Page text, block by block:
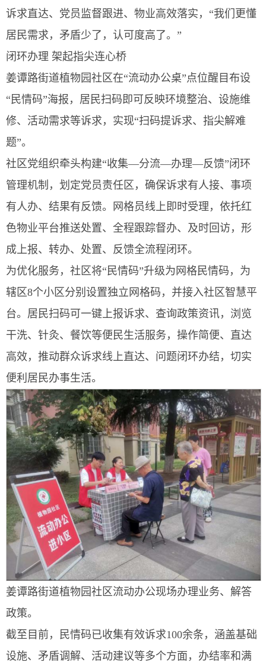
诉求直达、党员监督跟进、物业高效落实，“我们更懂
居民需求，矛盾少了，认可度高了。”
闭环办理 架起指尖连心桥
姜谭路街道植物园社区在“流动办公桌”点位醒目布设
“民情码”海报，居民扫码即可反映环境整治、设施维
修、活动需求等诉求，实现“扫码提诉求、指尖解难
题”。
社区党组织牵头构建“收集—分流—办理—反馈”闭环
管理机制，划定党员责任区，确保诉求有人接、事项
有人办、结果有反馈。网格员线上即时受理，依托红
色物业平台推送处置、全程跟踪督办、及时回访，形
成上报、转办、处置、反馈全流程闭环。
为优化服务，社区将“民情码”升级为网格民情码，为
辖区8个小区分别设置独立网格码，并接入社区智慧平
台。居民扫码可一键上报诉求、查询政策资讯，浏览
干洗、针灸、餐饮等便民生活服务，操作简便、直达
高效，推动群众诉求线上直达、问题闭环办结，切实
便利居民办事生活。
姜谭路街道植物园社区流动办公现场办理业务、解答
政策。
截至目前，民情码已收集有效诉求100余条，涵盖基础
设施、矛盾调解、活动建议等多个方面，办结率和满